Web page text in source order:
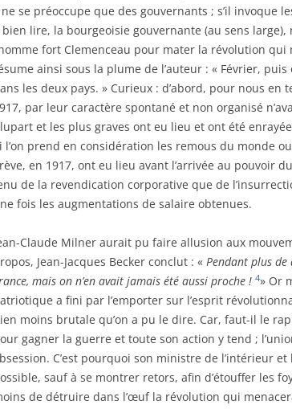
ne se préoccupe que des gouvernants ; s’il invoque
bien lire, la bourgeoisie gouvernante (au sens
fort Clemenceau pour mater la révolution
ainsi sous la plume de l’auteur : « Février,
les deux pays. » Curieux : d’abord, pour nous
par leur caractère spontané et non organisé
et les plus graves ont eu lieu et ont été
l’on prend en considération les remous du monde
en 1917, ont eu lieu avant l’arrivée au pouvoir
de la revendication corporative que de
fois les augmentations de salaire obtenues.
Claude Milner aurait pu faire allusion aux
Jean-Jacques Becker conclut : « Pendant plus de
mais on n’en avait jamais été aussi proche ! 4» Or
a fini par l’emporter sur l’esprit
moins brutale qu’on a pu le dire. Car, faut-il le
gagner la guerre et toute son action y tend ;
C’est pourquoi son ministre de l’intérieur
sauf à se montrer retors, afin d’étouffer les
de détruire dans l’œuf la révolution qui